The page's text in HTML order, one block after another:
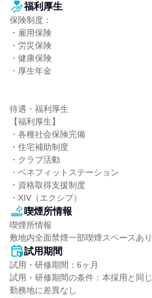
福利厚生
保険制度：
・雇用保険
・労災保険
・健康保険
・厚生年金
待遇・福利厚生
【福利厚生】
・各種社会保険完備
・住宅補助制度
・クラブ活動
・ベネフィットステーション
・資格取得支援制度
・XIV（エクシブ）
喫煙所情報
喫煙所情報
敷地内全面禁煙一部喫煙スペースあり
試用期間
試用・研修期間：6ヶ月
試用・研修期間の条件：本採用と同じ